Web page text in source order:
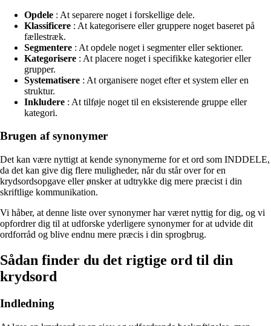
Opdele : At separere noget i forskellige dele.
Klassificere : At kategorisere eller gruppere noget baseret på
fællestræk.
Segmentere : At opdele noget i segmenter eller sektioner.
Kategorisere : At placere noget i specifikke kategorier eller
grupper.
Systematisere : At organisere noget efter et system eller en
struktur.
Inkludere : At tilføje noget til en eksisterende gruppe eller
kategori.
Brugen af synonymer
Det kan være nyttigt at kende synonymerne for et ord som INDDELE,
da det kan give dig flere muligheder, når du står over for en
krydsordsopgave eller ønsker at udtrykke dig mere præcist i din
skriftlige kommunikation.
Vi håber, at denne liste over synonymer har været nyttig for dig, og vi
opfordrer dig til at udforske yderligere synonymer for at udvide dit
ordforråd og blive endnu mere præcis i din sprogbrug.
Sådan finder du det rigtige ord til din
krydsord
Indledning